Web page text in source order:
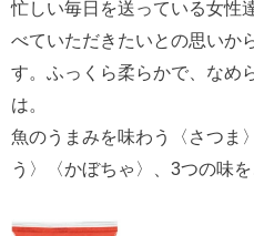
忙しい毎日を送っている女性
べていただきたいとの思いか
す。ふっくら柔らかで、なめ
は。
魚のうまみを味わう〈さつま
う〉〈かぼちゃ〉、3つの味を